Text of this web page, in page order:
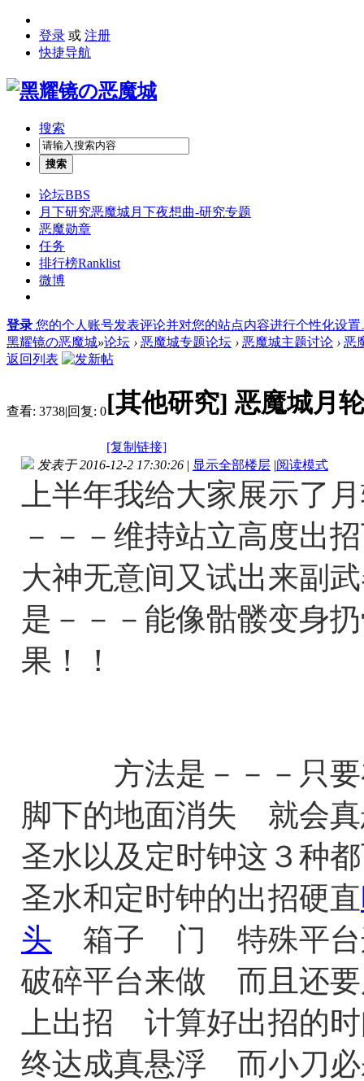
登录 或 注册
快捷导航
搜索
搜索
论坛BBS
月下研究恶魔城月下夜想曲-研究专题
恶魔勋章
任务
排行榜Ranklist
微博
登录 您的个人账号发表评论并对您的站点内容进行个性化设置
黑耀镜の恶魔城»论坛 › 恶魔城专题论坛 › 恶魔城主题讨论 › 恶
返回列表
查看: 3738|回复: 0[其他研究] 恶魔城月
[复制链接]
发表于 2016-12-2 17:30:26 | 显示全部楼层 |阅读模式
上半年我给大家展示了
－－－维持站立高度出
大神无意间又试出来副
是－－－能像骷髅变身
果！！
方法是－－－只要
脚下的地面消失 就
圣水以及定时钟这３
圣水和定时钟的出招硬直
头 箱子 门 特殊平台
破碎平台来做 而且还
上出招 计算好出招的
终达成真悬浮 而小刀